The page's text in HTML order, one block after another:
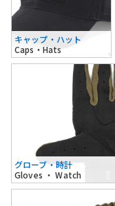
キャップ・ハット
Caps・Hats
グローブ・時計
Gloves ・ Watch